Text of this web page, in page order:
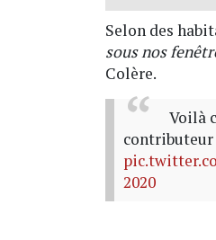
Selon des
sous nos
Colère.
Voilà
contributeur
2020